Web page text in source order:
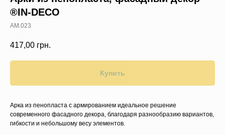
®IN-DECO
AM.023
417,00 грн.
Купить
Арка из пенопласта с армированием идеальное решение
современного фасадного декора, благодаря разнообразию вариантов,
гибкости и небольшому весу элементов.